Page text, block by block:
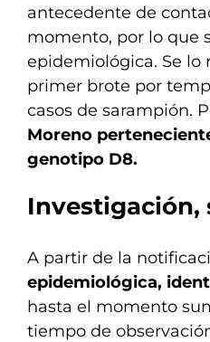
antecedente de
momento, por lo que
epidemiológica. Se lo
primer brote por
casos de sarampión.
Moreno
genotipo D8.
Investigación,
A partir de la
epidemiológica,
hasta el momento
tiempo de